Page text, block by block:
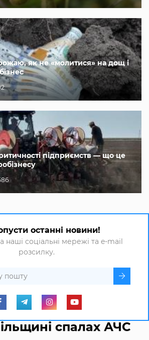
як не «молитися» на дощ і
підприємств — що це
останні новини!
наші соціальні мережі та e-mail
розсилку.
спалах АЧС